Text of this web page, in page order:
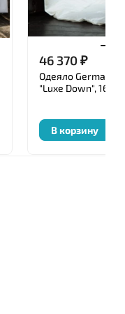
46 370₽
Одеяло German
"Luxe Down",
В корзину